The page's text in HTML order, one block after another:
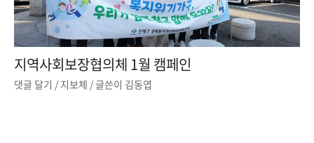
지역사회보장협의체 1월 캠페인
댓글 달기 / 지보체 / 글쓴이 김동엽